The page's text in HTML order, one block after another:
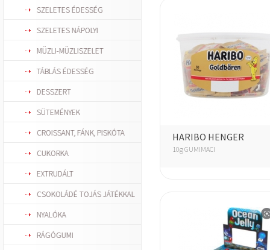
SZELETES ÉDESSÉG
SZELETES NÁPOLYI
MÜZLI-MÜZLISZELET
TÁBLÁS ÉDESSÉG
DESSZERT
SÜTEMÉNYEK
CROISSANT, FÁNK, PISKÓTA
CUKORKA
EXTRUDÁLT
CSOKOLÁDÉ TOJÁS JÁTÉKKAL
NYALÓKA
RÁGÓGUMI
HARIBO HENGER
10g GUMIMACI